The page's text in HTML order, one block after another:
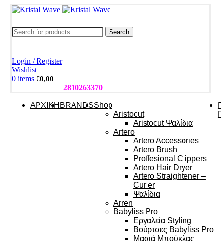
Search
Login / Register
Wishlist
0 items €0,00
2810263370
ΑΡΧΙΚΗ BRANDSShop
Aristocut
Aristocut Ψαλίδια
Artero
Artero Accessories
Artero Brush
Proffesional Clippers
Artero Hair Dryer
Artero Straightener –
Curler
Ψαλίδια
Arren
Babyliss Pro
Εργαλεία Styling
Βούρτσες Babyliss Pro
Μασιά Μπούκλας